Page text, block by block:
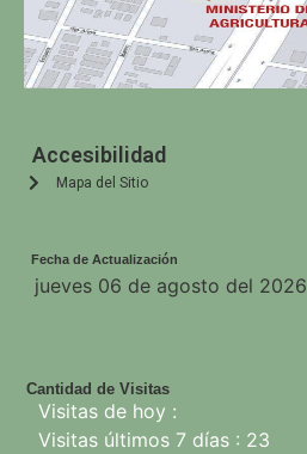
Accesibilidad
Mapa del Sitio
Fecha de Actualización
Cantidad de Visitas
Visitas de hoy :
Visitas últimos 7 días : 23
jueves 06 de agosto del 2026